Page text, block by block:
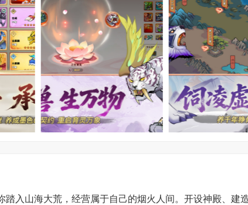
入山海大荒，经营属于自己的烟火人间。开设神殿、建造